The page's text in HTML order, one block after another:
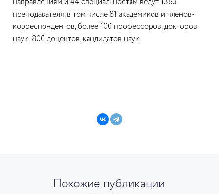
направлениям и 44 специальностям ведут 1363
преподавателя, в том числе 81 академиков и членов-
корреспондентов, более 100 профессоров, докторов
наук, 800 доцентов, кандидатов наук.
Похожие публикации